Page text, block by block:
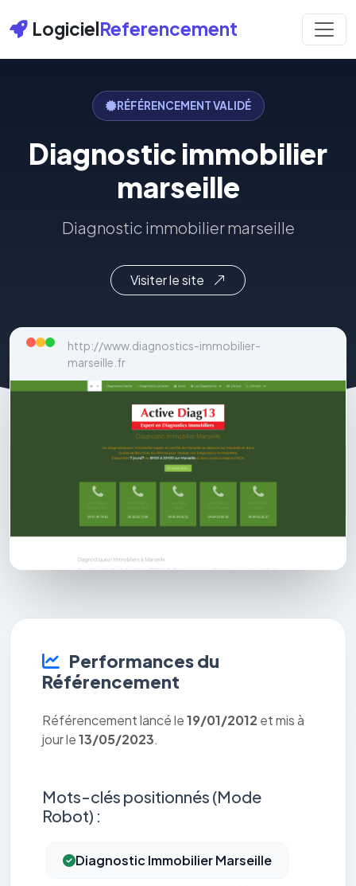
LogicielReferencement
RÉFÉRENCEMENT VALIDÉ
Diagnostic immobilier
marseille
Diagnostic immobilier marseille
Visiter le site
http://www.diagnostics-immobilier-
marseille.fr
Performances du
Référencement
Référencement lancé le19/01/2012 et mis à
jour le13/05/2023.
Mots-clés positionnés (Mode
Robot) :
Diagnostic Immobilier Marseille